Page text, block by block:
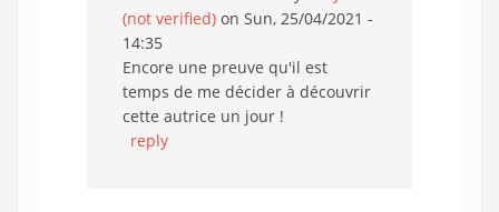
(not verified) on Sun, 25/04/2021 -
14:35
Encore une preuve qu'il est
temps de me décider à découvrir
cette autrice un jour !
reply